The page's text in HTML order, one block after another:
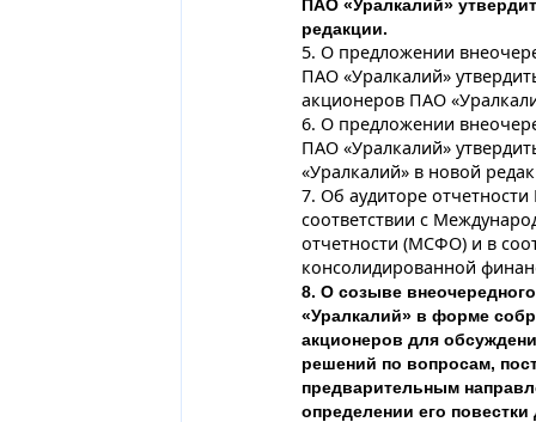
ПАО «Уралкалий»
редакции.
5. О предложении
ПАО «Уралкалий»
акционеров ПАО
6. О предложении
ПАО «Уралкалий»
«Уралкалий» в новой
7. Об аудиторе
соответствии с
отчетности (МСФО) и в
консолидированной
8. О созыве
«Уралкалий» в форме
акционеров для
решений по вопросам,
предварительным
определении его повестки